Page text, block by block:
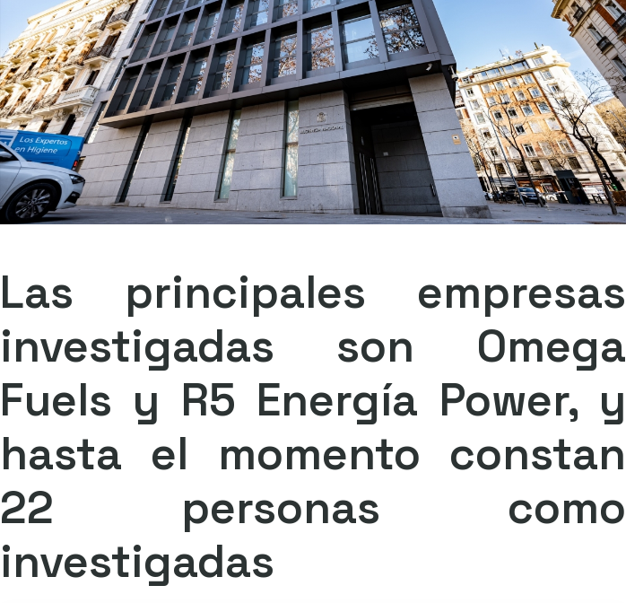
Las principales empresas
investigadas son Omega
Fuels y R5 Energía Power, y
hasta el momento constan
22 personas como
investigadas